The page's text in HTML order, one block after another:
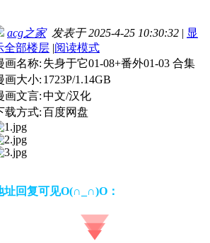
acg之家发表于 2025-4-25 10:30:32 | 显
全部楼层 |阅读模式
画名称: 失身于它01-08+番外01-03 合集
画大小: 1723P/1.14GB
画文言:中文/汉化
载方式:百度网盘
址回复可见O(∩_∩)O：